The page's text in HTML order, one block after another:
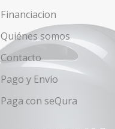
Financiacion
Quiénes somos
Contacto
Pago y Envío
Paga con seQura